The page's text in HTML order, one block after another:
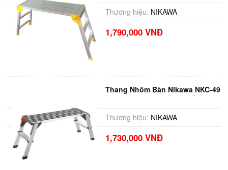
Thương hiệu: NIKAWA
1,790,000 VNĐ
Thang Nhôm Bàn Nikawa NKC-49
Thương hiệu: NIKAWA
1,730,000 VNĐ